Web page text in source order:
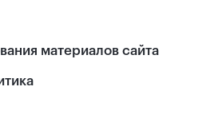
материалов сайта